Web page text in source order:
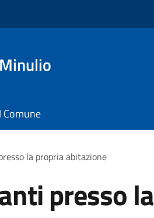
Comune
la propria abitazione
presso la